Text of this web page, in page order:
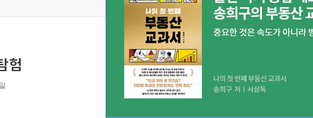
험